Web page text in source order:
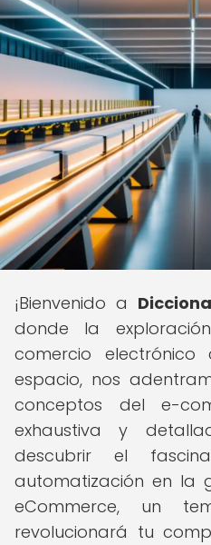
¡Bienvenido a
donde la
comercio
espacio, nos
conceptos del e-
exhaustiva y
descubrir el
automatización en la
eCommerce, un
revolucionará tu